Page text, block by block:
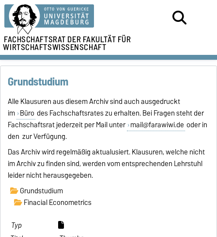
FACHSCHAFTSRAT DERFAKULTÄT FÜR
WIRTSCHAFTSWISSENSCHAFT
Grundstudium
Alle Klausuren aus diesem Archiv sind auch ausgedruckt
im Büro des Fachschaftsrates zu erhalten. Bei Fragen steht der
Fachschaftsrat jederzeit per Mail unter mail@farawiwi.de oder in
den zur Verfügung.
Das Archiv wird regelmäßig aktualusiert. Klausuren, welche nicht
im Archiv zu finden sind, werden vom entsprechenden Lehrstuhl
leider nicht herausgegeben.
Grundstudium
Finacial Econometrics